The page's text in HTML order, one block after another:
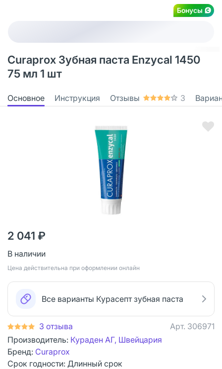
Бонусы
Curaprox Зубная паста Enzycal 1450
75 мл 1 шт
Основное Инструкция Отзывы 3
2 041 ₽
В наличии
Цена действительна при оформлении онлайн
Все варианты Курасепт зубная паста
3 отзыва Арт. 306971
Производитель: Кураден АГ, Швейцария
Бренд: Curaprox
Срок годности: Длинный срок